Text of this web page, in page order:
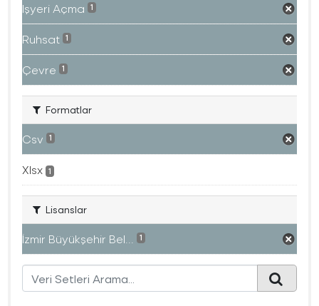
Işyeri Açma 1
Ruhsat 1
Çevre 1
Formatlar
Csv 1
Xlsx 1
Lisanslar
İzmir Büyükşehir Bel... 1